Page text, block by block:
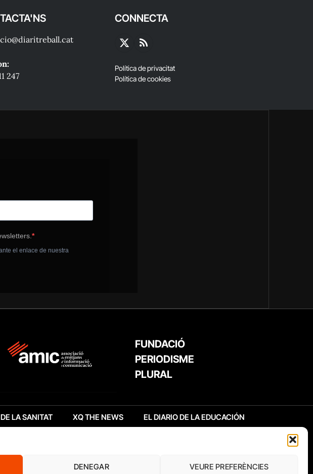
DENEGAR VEURE PREFERÈNCIES
247
CONNECTA
X
RSS
Política de privacitat
Política de cookies
FUNDACIÓ
PERIODISME
PLURAL
LA SANITAT XQ THE NEWS EL DIARIO DE LA EDUCACIÓN